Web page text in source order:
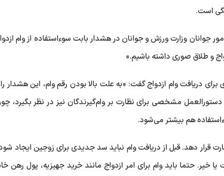
است.
جوانان وزارت ورزش و جوانان در هشدار بابت سوءاستفاده از وام
و طلاق صوری داشته باشیم.»
دریافت وام ازدواج گفت: «به علت بالا بودن رقم وام، این هشدار را
مشخصی برای نظارت بر وام‌گیرندگان نیز در نظر بگیرد،
هم بیشتر می‌شود.
قرار دهد. قبل از دریافت وام نباید سد جدیدی برای زوجین ایجاد
حتما باید وام برای امر ازدواج مانند خرید جهیزیه، پول رهن